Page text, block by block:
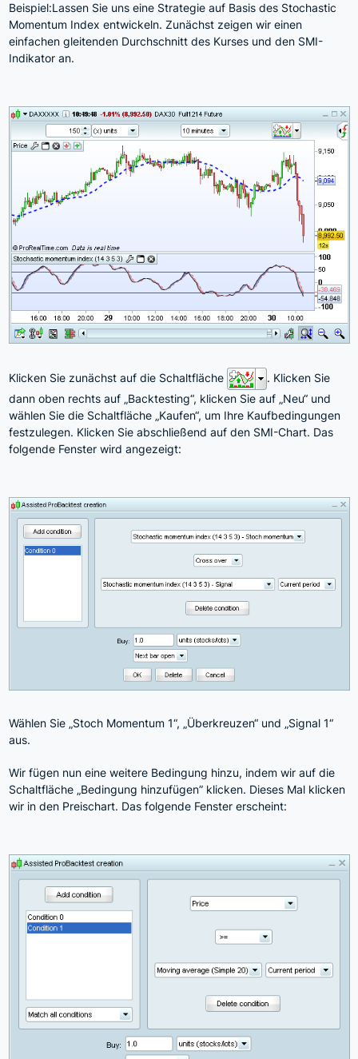
Beispiel:Lassen Sie uns eine Strategie auf Basis des Stochastic
Momentum Index entwickeln. Zunächst zeigen wir einen
einfachen gleitenden Durchschnitt des Kurses und den SMI-
Indikator an.
Klicken Sie zunächst auf die Schaltfläche
. Klicken Sie
dann oben rechts auf „Backtesting“, klicken Sie auf „Neu“ und
wählen Sie die Schaltfläche „Kaufen“, um Ihre Kaufbedingungen
festzulegen. Klicken Sie abschließend auf den SMI-Chart. Das
folgende Fenster wird angezeigt:
Wählen Sie „Stoch Momentum 1“, „Überkreuzen“ und „Signal 1“
aus.
Wir fügen nun eine weitere Bedingung hinzu, indem wir auf die
Schaltfläche „Bedingung hinzufügen” klicken. Dieses Mal klicken
wir in den Preischart. Das folgende Fenster erscheint: